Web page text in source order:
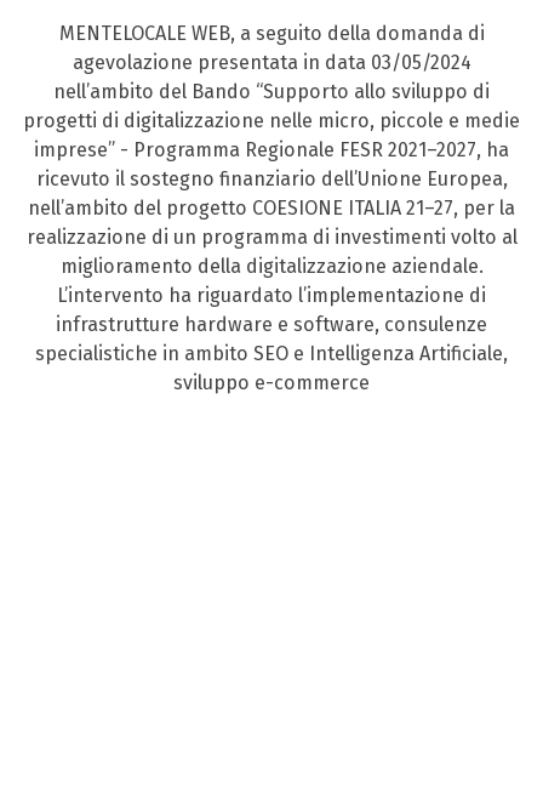
MENTELOCALE WEB, a seguito della domanda di
agevolazione presentata in data 03/05/2024
nell’ambito del Bando “Supporto allo sviluppo di
progetti di digitalizzazione nelle micro, piccole e medie
imprese” - Programma Regionale FESR 2021–2027, ha
ricevuto il sostegno finanziario dell’Unione Europea,
nell’ambito del progetto COESIONE ITALIA 21–27, per la
realizzazione di un programma di investimenti volto al
miglioramento della digitalizzazione aziendale.
L’intervento ha riguardato l’implementazione di
infrastrutture hardware e software, consulenze
specialistiche in ambito SEO e Intelligenza Artificiale,
sviluppo e-commerce